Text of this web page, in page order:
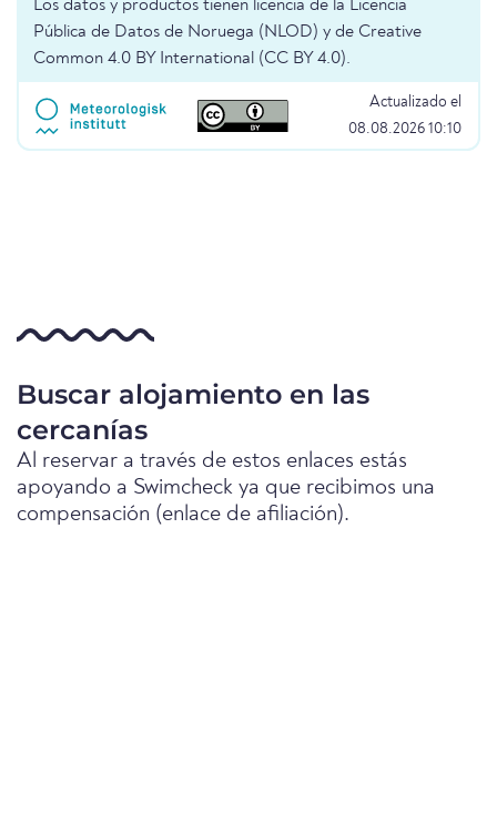
Los datos y productos tienen licencia de la Licencia
Pública de Datos de Noruega (NLOD) y de Creative
Common 4.0 BY International (CC BY 4.0).
Actualizado el
08.08.2026 10:10
Buscar alojamiento en las
cercanías
Al reservar a través de estos enlaces estás
apoyando a Swimcheck ya que recibimos una
compensación (enlace de afiliación).